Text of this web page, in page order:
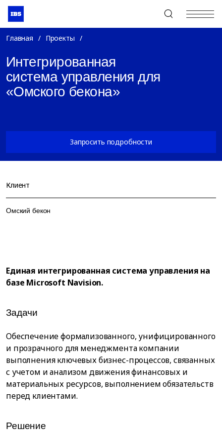
+7 (495) 967-80-80
Главная / Проекты /
Интегрированная
система управления для
«Омского бекона»
Запросить подробности
Клиент
Омский бекон
Единая интегрированная система управления на
базе Microsoft Navision.
Задачи
Обеспечение формализованного, унифицированного
и прозрачного для менеджмента компании
выполнения ключевых бизнес-процессов, связанных
с учетом и анализом движения финансовых и
материальных ресурсов, выполнением обязательств
перед клиентами.
Решение